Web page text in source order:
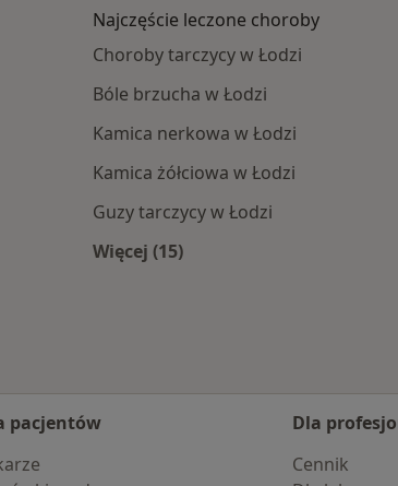
Najczęście leczone choroby
Choroby tarczycy w Łodzi
Bóle brzucha w Łodzi
Kamica nerkowa w Łodzi
Kamica żółciowa w Łodzi
Guzy tarczycy w Łodzi
Więcej (15)
pacjentów
Dla
Cennik